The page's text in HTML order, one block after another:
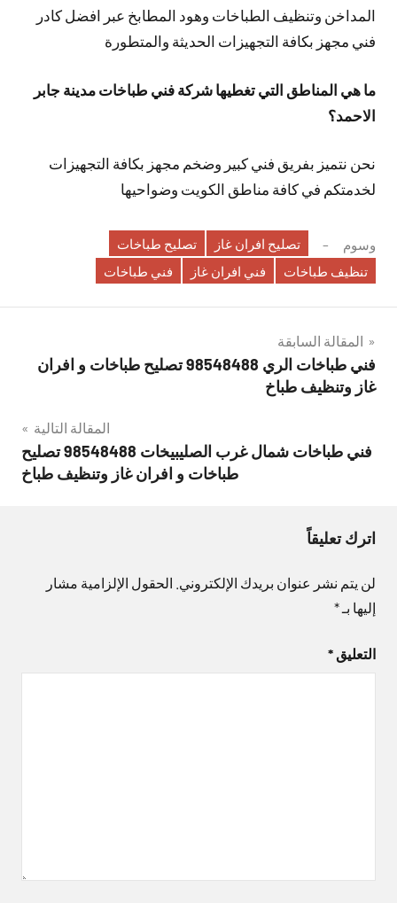
المداخن وتنظيف الطباخات وهود المطابخ عبر افضل كادر
فني مجهز بكافة التجهيزات الحديثة والمتطورة
ما هي المناطق التي تغطيها شركة فني طباخات مدينة جابر
الاحمد؟
نحن نتميز بفريق فني كبير وضخم مجهز بكافة التجهيزات
لخدمتكم في كافة مناطق الكويت وضواحيها
وسوم تصليح افران غاز
تصليح طباخات
تنظيف طباخات
فني افران غاز فني طباخات
تصفّح
المقالات
المقالة السابقة
فني طباخات الري 98548488 تصليح طباخات و افران
غاز وتنظيف طباخ
المقالة التالية
فني طباخات شمال غرب الصليبيخات 98548488 تصليح
طباخات و افران غاز وتنظيف طباخ
اترك تعليقاً
لن يتم نشر عنوان بريدك الإلكتروني. الحقول الإلزامية مشار
إليها بـ*
التعليق *